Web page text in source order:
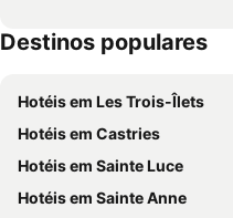
Destinos populares
Hotéis em Les Trois-Îlets
Hotéis em Castries
Hotéis em Sainte Luce
Hotéis em Sainte Anne